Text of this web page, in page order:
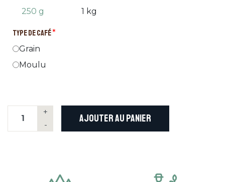
250 g 1 kg
TYPE DE CAFÉ*
Grain
Moulu
+
-
AJOUTER AU PANIER